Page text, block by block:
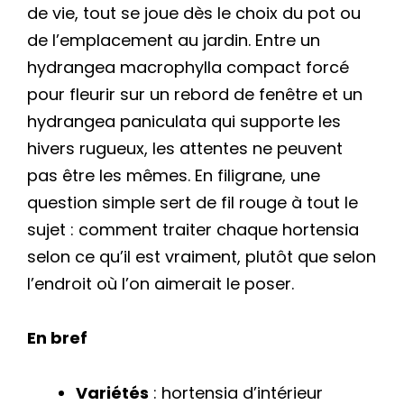
de vie, tout se joue dès le choix du pot ou
de l’emplacement au jardin. Entre un
hydrangea macrophylla compact forcé
pour fleurir sur un rebord de fenêtre et un
hydrangea paniculata qui supporte les
hivers rugueux, les attentes ne peuvent
pas être les mêmes. En filigrane, une
question simple sert de fil rouge à tout le
sujet : comment traiter chaque hortensia
selon ce qu’il est vraiment, plutôt que selon
l’endroit où l’on aimerait le poser.
En bref
Variétés : hortensia d’intérieur